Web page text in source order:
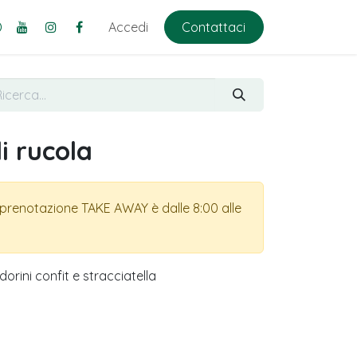
Accedi Contattaci
rucola
TAKE AWAY è dalle 8:00 alle
confit e stracciatella